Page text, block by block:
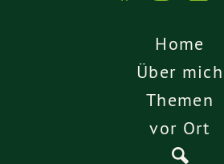
Home
Über mich
Themen
vor Ort